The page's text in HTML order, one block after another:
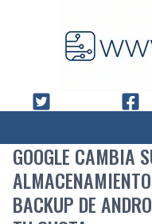
GOOGLE CAMBIA
BACKUP DE